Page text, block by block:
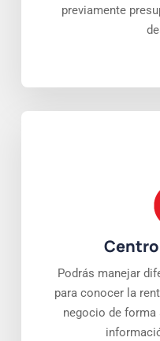
previamente
Podrás manejar
para conocer la
negocio de